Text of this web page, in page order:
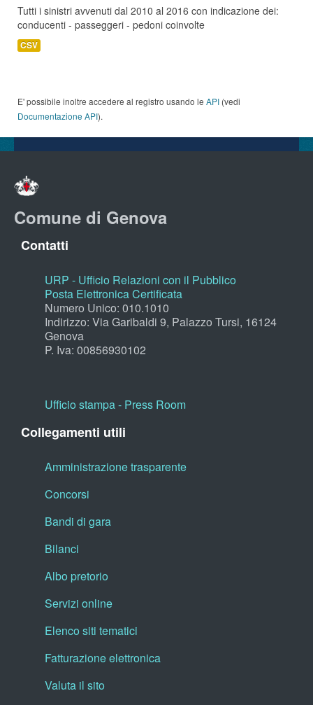
Tutti i sinistri avvenuti dal 2010 al 2016 con indicazione dei:
conducenti - passeggeri - pedoni coinvolte
CSV
E' possibile inoltre accedere al registro usando le API (vedi
Documentazione API).
Comune di Genova
Contatti
URP - Ufficio Relazioni con il Pubblico
Posta Elettronica Certificata
Numero Unico: 010.1010
Indirizzo: Via Garibaldi 9, Palazzo Tursi, 16124
Genova
P. Iva: 00856930102
Ufficio stampa - Press Room
Collegamenti utili
Amministrazione trasparente
Concorsi
Bandi di gara
Bilanci
Albo pretorio
Servizi online
Elenco siti tematici
Fatturazione elettronica
Valuta il sito